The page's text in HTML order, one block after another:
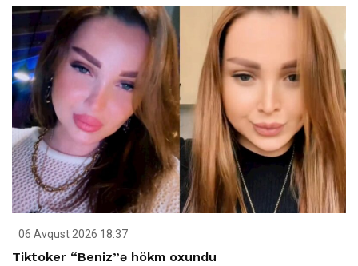
06 Avqust 2026 18:37
Tiktoker “Beniz”ə hökm oxundu